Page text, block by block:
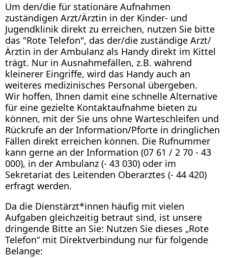
Um den/die für stationäre Aufnahmen
zuständigen Arzt/Ärztin in der Kinder- und
Jugendklinik direkt zu erreichen, nutzen Sie bitte
das "Rote Telefon", das der/die zuständige Arzt/
Ärztin in der Ambulanz als Handy direkt im Kittel
trägt. Nur in Ausnahmefällen, z.B. während
kleinerer Eingriffe, wird das Handy auch an
weiteres medizinisches Personal übergeben.
Wir hoffen, Ihnen damit eine schnelle Alternative
für eine gezielte Kontaktaufnahme bieten zu
können, mit der Sie uns ohne Warteschleifen und
Rückrufe an der Information/Pforte in dringlichen
Fällen direkt erreichen können. Die Rufnummer
kann gerne an der Information (07 61 / 2 70 - 43
000), in der Ambulanz (- 43 030) oder im
Sekretariat des Leitenden Oberarztes (- 44 420)
erfragt werden.
Da die Dienstärzt*innen häufig mit vielen
Aufgaben gleichzeitig betraut sind, ist unsere
dringende Bitte an Sie: Nutzen Sie dieses „Rote
Telefon“ mit Direktverbindung nur für folgende
Belange: